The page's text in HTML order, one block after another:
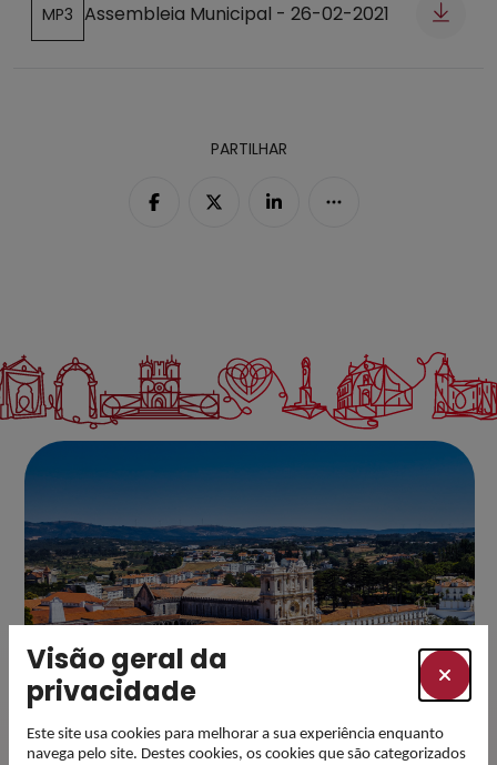
Abre num novo separador
MP3 Assembleia Municipal - 26-02-2021
PARTILHAR
Visão geral da
privacidade
Este site usa cookies para melhorar a sua experiência enquanto
navega pelo site. Destes cookies, os cookies que são categorizados